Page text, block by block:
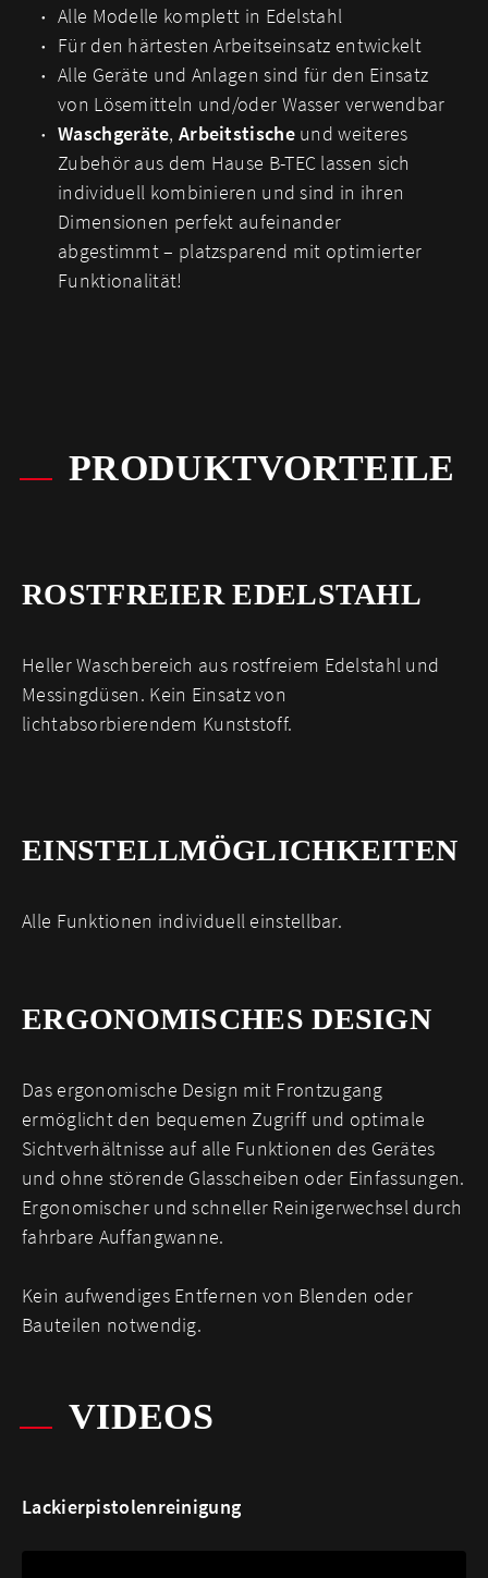
Alle Modelle komplett in Edelstahl
Für den härtesten Arbeitseinsatz entwickelt
Alle Geräte und Anlagen sind für den Einsatz
von Lösemitteln und/oder Wasser verwendbar
Waschgeräte, Arbeitstischeund weiteres
Zubehör aus dem Hause B-TEC lassen sich
individuell kombinieren und sind in ihren
Dimensionen perfekt aufeinander
abgestimmt – platzsparend mit optimierter
Funktionalität!
PRODUKTVORTEILE
ROSTFREIER EDELSTAHL
Heller Waschbereich aus rostfreiem Edelstahl und
Messingdüsen. Kein Einsatz von
lichtabsorbierendem Kunststoff.
EINSTELL­MÖGLICHKEITEN
Alle Funktionen individuell einstellbar.
ERGONOMISCHES DESIGN
Das ergonomische Design mit Frontzugang
ermöglicht den bequemen Zugriff und optimale
Sichtverhältnisse auf alle Funktionen des Gerätes
und ohne störende Glasscheiben oder Einfassungen.
Ergonomischer und schneller Reinigerwechsel durch
fahrbare Auffangwanne.
Kein aufwendiges Entfernen von Blenden oder
Bauteilen notwendig.
VIDEOS
Lackierpistolenreinigung